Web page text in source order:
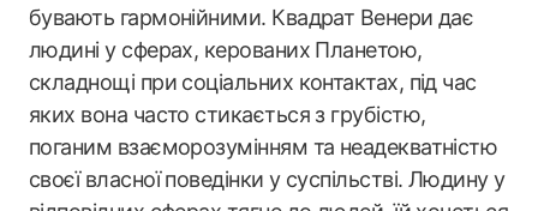
бувають гармонійними. Квадрат Венери дає
людині у сферах, керованих Планетою,
складнощі при соціальних контактах, під час
яких вона часто стикається з грубістю,
поганим взаєморозумінням та неадекватністю
своєї власної поведінки у суспільстві. Людину у